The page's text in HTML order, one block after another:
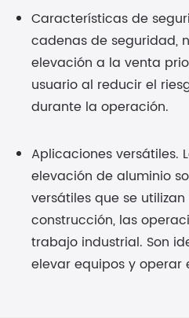
Características de
cadenas de seguridad,
elevación a la venta
usuario al reducir el
durante la operación.
Aplicaciones versátiles.
elevación de aluminio
versátiles que se
construcción, las
trabajo industrial. Son
elevar equipos y operar